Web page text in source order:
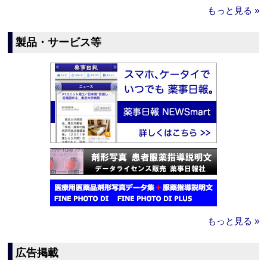
もっと見る »
製品・サービス等
もっと見る »
広告掲載